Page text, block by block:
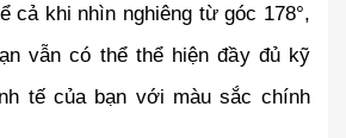
cả khi nhìn nghiêng từ góc 178°,
vẫn có thể thể hiện đầy đủ kỹ
tế của bạn với màu sắc chính